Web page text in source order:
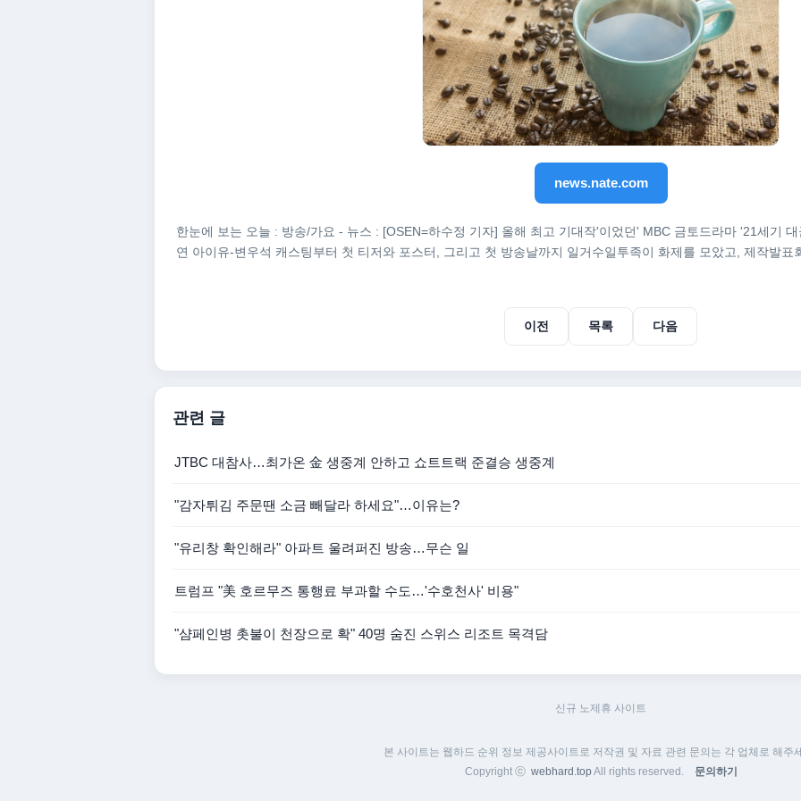
news.nate.com
한눈에 보는 오늘 : 방송/가요 - 뉴스 : [OSEN=하수정 기자] 올해 최고 기대작'이었던' MBC 금토드라마 '21세기
연 아이유-변우석 캐스팅부터 첫 티저와 포스터, 그리고 첫 방송날까지 일거수일투족이 화제를 모았고, 제작발표
이전 목록 다음
관련 글
JTBC 대참사…최가온 金 생중계 안하고 쇼트트랙 준결승 생중계
"감자튀김 주문땐 소금 빼달라 하세요"…이유는?
"유리창 확인해라" 아파트 울려퍼진 방송…무슨 일
트럼프 "美 호르무즈 통행료 부과할 수도…'수호천사' 비용"
"샴페인병 촛불이 천장으로 확" 40명 숨진 스위스 리조트 목격담
신규 노제휴 사이트
본 사이트는 웹하드 순위 정보 제공사이트로 저작권 및 자료 관련 문의는 각 업체로 해주
Copyright ⓒ webhard.top All rights reserved. 문의하기